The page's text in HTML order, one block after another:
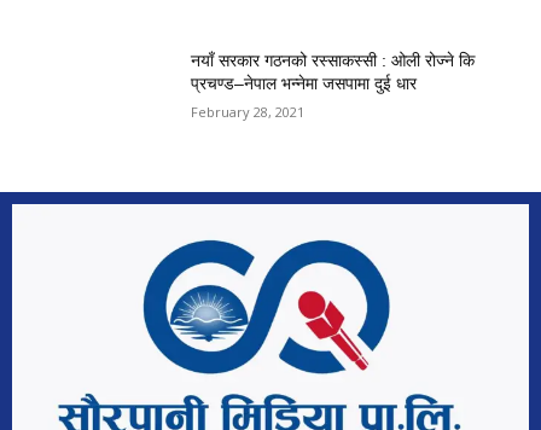
नयाँ सरकार गठनको रस्साकस्सी : ओली रोज्ने कि
प्रचण्ड–नेपाल भन्नेमा जसपामा दुई धार
February 28, 2021